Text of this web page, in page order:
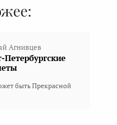
Агнивцев
Петербургские
быть Прекрасной